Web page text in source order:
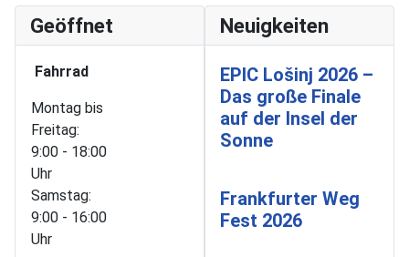
Geöffnet
Fahrrad
Montag bis
Freitag:
9:00 - 18:00
Uhr
Samstag:
9:00 - 16:00
Uhr
Neuigkeiten
EPIC Lošinj 2026 –
Das große Finale
auf der Insel der
Sonne
Frankfurter Weg
Fest 2026